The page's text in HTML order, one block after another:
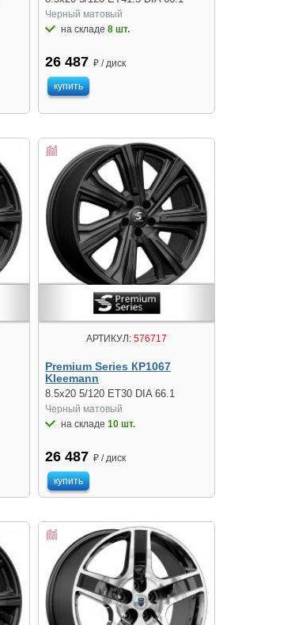
Черный матовый
на складе8 шт.
26 487 ₽ / диск
купить
АРТИКУЛ: 576717
Premium Series КР1067
Kleemann
8.5x20 5/120 ET30 DIA 66.1
Черный матовый
на складе10 шт.
26 487 ₽ / диск
купить